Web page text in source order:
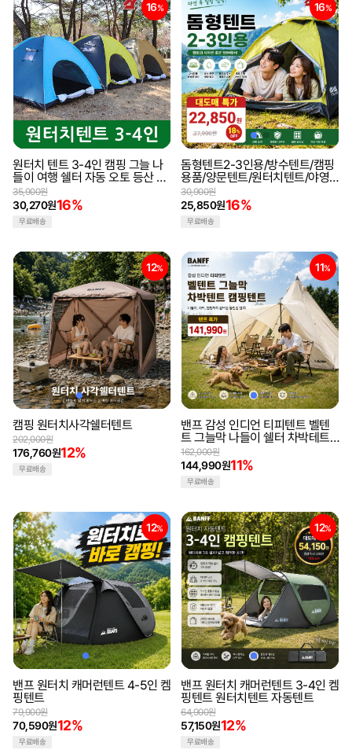
16%
원터치 텐트 3-4인 캠핑 그늘 나
들이 여행 쉘터 자동 오토 등산 원
터치텐트 캠핑텐트 야외텐트
30,270원16%
35,900원
무료배송
16%
돔형텐트2-3인용/방수텐트/캠핑
용품/양문텐트/원터치텐트/야영
텐트/그늘막텐트
25,850원16%
30,900원
무료배송
12%
캠핑 원터치사각쉘터텐트
176,760원12%
202,000원
무료배송
11%
밴프 감성 인디언 티피텐트 벨텐
트 그늘막 나들이 쉘터 차박테트
캠핑텐트
144,990원11%
162,000원
무료배송
12%
밴프 원터치 캐머런텐트 4-5인 켐
핑텐트
70,590원12%
79,900원
무료배송
12%
밴프 원터치 캐머런텐트 3-4인 켐
핑텐트 원터치텐트 자동텐트
57,150원12%
64,900원
무료배송